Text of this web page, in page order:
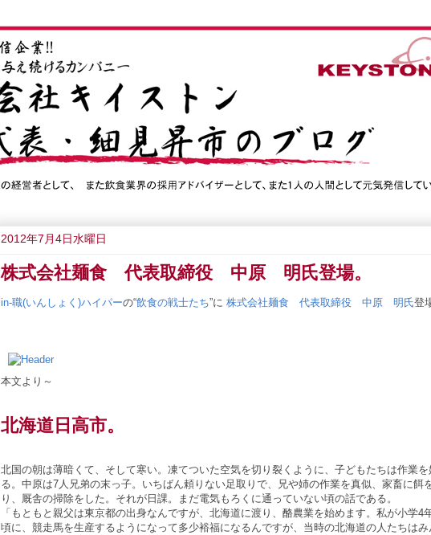
2012年7月4日水曜日
株式会社麺食 代表取締役 中原 明氏登場。
in-職(いんしょく)ハイパーの“飲食の戦士たち”に 株式会社麺食 代表取締役 中原 明氏登
本文より～
北海道日高市。
北国の朝は薄暗くて、そして寒い。凍てついた空気を切り裂くように、子どもたちは作業を
る。中原は7人兄弟の末っ子。いちばん頼りない足取りで、兄や姉の作業を真似、家畜に餌
り、厩舎の掃除をした。それが日課。まだ電気もろくに通っていない頃の話である。
「もともと親父は東京都の出身なんですが、北海道に渡り、酪農業を始めます。私が小学4
頃に、競走馬を生産するようになって多少裕福になるんですが、当時の北海道の人たちはみ